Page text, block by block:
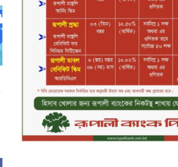
২০২৯ সালের মধ্যে
সবচেয়ে বিশ্বস্ত,
ক্যাশলেস ব্যাংক
নিয়ে ‘ভিশন
কমিউনিটি ব্যাংক
পিএলসি